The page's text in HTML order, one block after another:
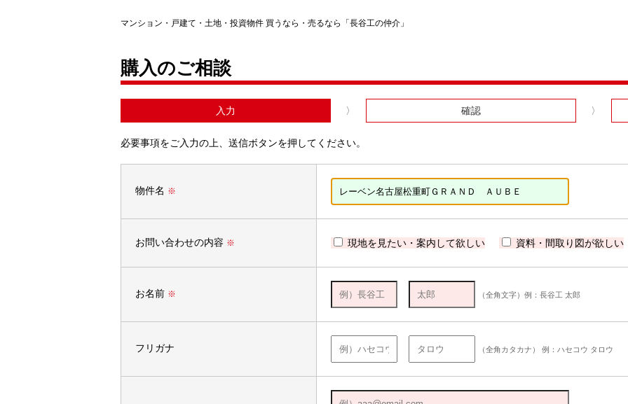
マンション・戸建て・土地・投資物件 買うなら・売るなら「長谷工の仲介」
購入のご相談
入力 確認
必要事項をご入力の上、送信ボタンを押してください。
物件名 ※
お問い合わせの内容 ※ 現地を見たい・案内して欲しい 資料・間取り図が欲しい
お名前 ※ （全角文字）例：長谷工 太郎
フリガナ （全角カタカナ） 例：ハセコウ タロウ